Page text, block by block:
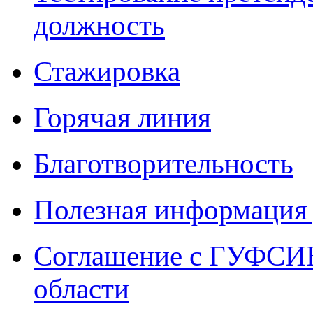
должность
Стажировка
Горячая линия
Благотворительность
Полезная
Соглашение с
области